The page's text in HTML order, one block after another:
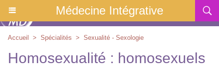
Médecine Intégrative
Accueil > Spécialités > Sexualité - Sexologie
Homosexualité : homosexuels